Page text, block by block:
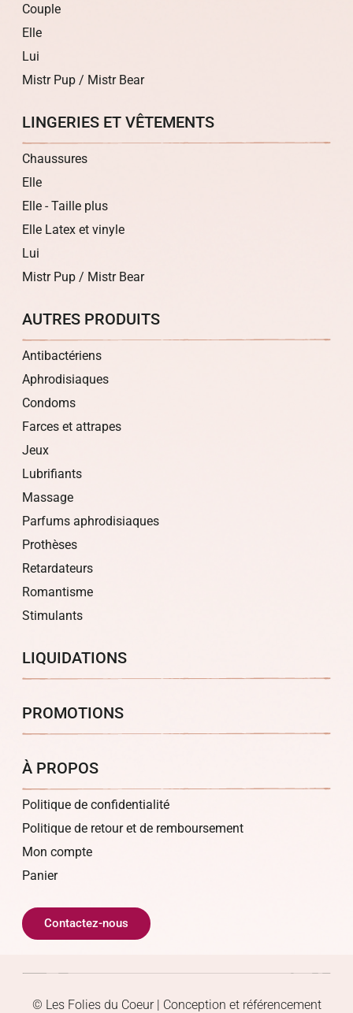
Couple
Elle
Lui
Mistr Pup / Mistr Bear
LINGERIES ET VÊTEMENTS
Chaussures
Elle
Elle - Taille plus
Elle Latex et vinyle
Lui
Mistr Pup / Mistr Bear
AUTRES PRODUITS
Antibactériens
Aphrodisiaques
Condoms
Farces et attrapes
Jeux
Lubrifiants
Massage
Parfums aphrodisiaques
Prothèses
Retardateurs
Romantisme
Stimulants
LIQUIDATIONS
PROMOTIONS
À PROPOS
Politique de confidentialité
Politique de retour et de remboursement
Mon compte
Panier
Contactez-nous
© Les Folies du Coeur | Conception et référencement